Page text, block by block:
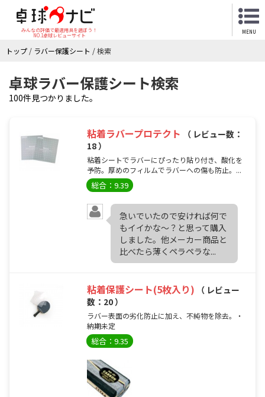
みんなの評価で最適用具を選ぼう！
NO.1卓球レビューサイト
MENU
トップ / ラバー保護シート /検索
卓球ラバー保護シート検索
100件見つかりました。
粘着ラバープロテクト
（ レビュー数：
18 ）
粘着シートでラバーにぴったり貼り付き、酸化を
予防。厚めのフィルムでラバーへの傷も防止。...
総合：9.39
急いでいたので安ければ何で
もイイかな～？と思って購入
しました。他メーカー商品と
比べたら薄くペラペラな...
粘着保護シート(5枚入り) （ レビュー
数：20 ）
ラバー表面の劣化防止に加え、不純物を除去。・
納期未定
総合：9.35